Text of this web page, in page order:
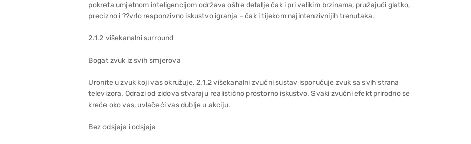
pokreta umjetnom inteligencijom održava oštre detalje čak i pri velikim brzinama, pružajući glatko,
precizno i ??vrlo responzivno iskustvo igranja – čak i tijekom najintenzivnijih trenutaka.
2.1.2 višekanalni surround
Bogat zvuk iz svih smjerova
Uronite u zvuk koji vas okružuje. 2.1.2 višekanalni zvučni sustav isporučuje zvuk sa svih strana
televizora. Odrazi od zidova stvaraju realistično prostorno iskustvo. Svaki zvučni efekt prirodno se
kreće oko vas, uvlačeći vas dublje u akciju.
Bez odsjaja i odsjaja